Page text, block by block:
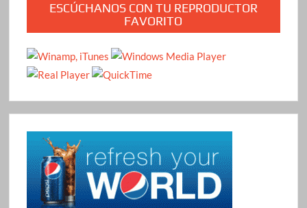
ESCÚCHANOS CON TU REPRODUCTOR
FAVORITO